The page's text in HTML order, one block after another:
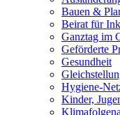
Bauen &
Beirat für
Ganztag im
Geförderte
Gesundheit
Hygiene-
Kinder,